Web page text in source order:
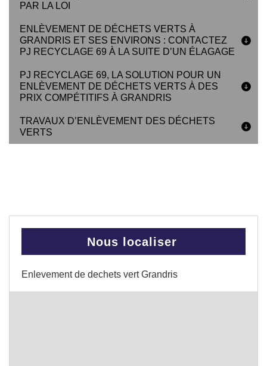
PAR LA LOI
ENLÈVEMENT DE DÉCHETS VERTS À
GRANDRIS ET SES ENVIRONS : CONTACTEZ
PJ RECYCLAGE 69 À LA SUITE D’UN ÉLAGAGE
PJ RECYCLAGE 69, LA SOLUTION POUR UN
ENLÈVEMENT DE DÉCHETS VERTS À DES
PRIX COMPÉTITIFS À GRANDRIS
TRAVAUX D’ENLÈVEMENT DES DÉCHETS
VERTS
Nous localiser
Enlevement de dechets vert Grandris